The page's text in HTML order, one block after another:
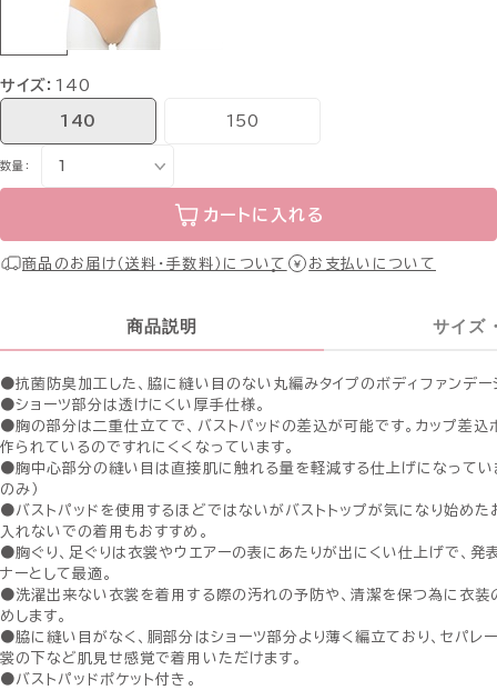
サイズ： 140
140 150
数量：
カートに入れる
商品のお届け（送料・手数料）について お支払いについて
商品説明 サイズ
●抗菌防臭加工した、脇に縫い目のない丸編みタイプのボディファンデー
●ショーツ部分は透けにくい厚手仕様。
●胸の部分は二重仕立てで、バストパッドの差込が可能です。カップ差込
作られているのですれにくくなっています。
●胸中心部分の縫い目は直接肌に触れる量を軽減する仕上げになっていま
のみ）
●バストパッドを使用するほどではないがバストトップが気になり始めた
入れないでの着用もおすすめ。
●胸ぐり、足ぐりは衣裳やウエアーの表にあたりが出にくい仕上げで、発
ナーとして最適。
●洗濯出来ない衣裳を着用する際の汚れの予防や、清潔を保つ為に衣装
めします。
●脇に縫い目がなく、胴部分はショーツ部分より薄く編立ており、セパレ
裳の下など肌見せ感覚で着用いただけます。
●バストパッドポケット付き。